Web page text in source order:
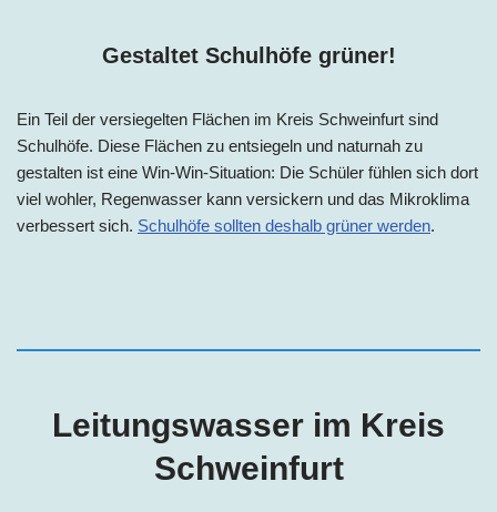
Gestaltet Schulhöfe grüner!
Ein Teil der versiegelten Flächen im Kreis Schweinfurt sind
Schulhöfe. Diese Flächen zu entsiegeln und naturnah zu
gestalten ist eine Win-Win-Situation: Die Schüler fühlen sich dort
viel wohler, Regenwasser kann versickern und das Mikroklima
verbessert sich. Schulhöfe sollten deshalb grüner werden.
Leitungswasser im Kreis
Schweinfurt